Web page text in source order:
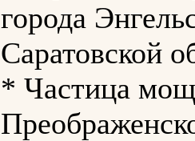
города
Саратовской
* Частица